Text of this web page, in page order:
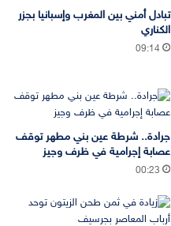
تبادل أمني بين المغرب وإسبانيا بجزر
الكناري
09:14
جرادة.. شرطة عين بني مطهر توقف
عصابة إجرامية في ظرف وجيز
00:23